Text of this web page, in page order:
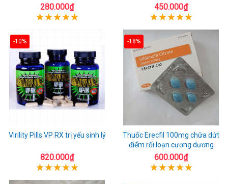
280.000₫ 450.000₫
-10%
Virility Pills VP RX trị yếu sinh lý
820.000₫
-18%
Thuốc Erecfil 100mg chữa dứt
điểm rối loạn cương dương
600.000₫